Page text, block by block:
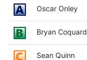
Oscar Onley
Bryan Coquard
Sean Quinn